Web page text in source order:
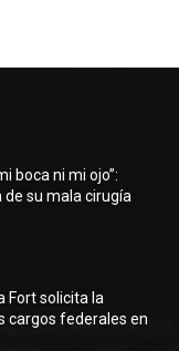
boca ni mi ojo”:
de su mala cirugía
Fort solicita la
cargos federales en